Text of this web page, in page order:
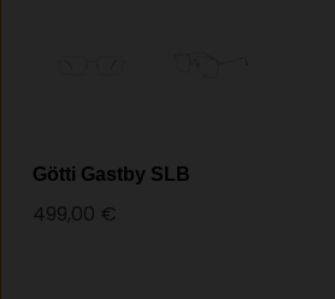
Götti Gastby SLB
499,00 €